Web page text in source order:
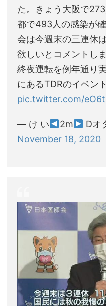
た。きょう大阪で
都で493人の感染が
会は今週末の三連休
欲しいとコメントし
終夜運転を例年通り
にあるTDRのイベン
pic.twitter.com/
— け い 2m Dオ
November 18, 2020